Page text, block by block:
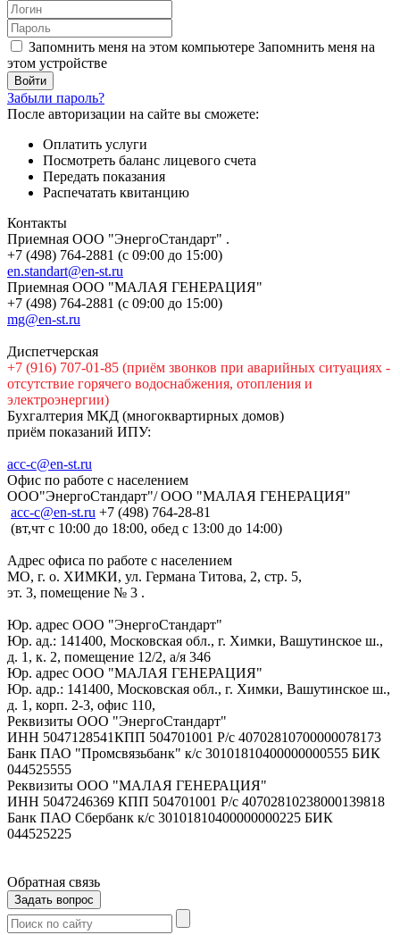
Запомнить меня на этом компьютере Запомнить меня на
этом устройстве
Забыли пароль?
После авторизации на сайте вы сможете:
Оплатить услуги
Посмотреть баланс лицевого счета
Передать показания
Распечатать квитанцию
Контакты
Приемная ООО "ЭнергоСтандарт" .
+7 (498) 764-2881 (с 09:00 до 15:00)
en.standart@en-st.ru
Приемная ООО "МАЛАЯ ГЕНЕРАЦИЯ"
+7 (498) 764-2881 (с 09:00 до 15:00)
mg@en-st.ru
Диспетчерская
+7 (916) 707-01-85 (приём звонков при аварийных ситуациях -
отсутствие горячего водоснабжения, отопления и
электроэнергии)
Бухгалтерия МКД (многоквартирных домов)
приём показаний ИПУ:
acc-c@en-st.ru
Офис по работе с населением
ООО"ЭнергоСтандарт"/ ООО "МАЛАЯ ГЕНЕРАЦИЯ"
асс-с@en-st.ru +7 (498) 764-28-81
(вт,чт с 10:00 до 18:00, обед с 13:00 до 14:00)
Адрес офиса по работе с населением
МО, г. о. ХИМКИ, ул. Германа Титова, 2, стр. 5,
эт. 3, помещение № 3 .
Юр. адрес ООО "ЭнергоСтандарт"
Юр. ад.: 141400, Московская обл., г. Химки, Вашутинское ш.,
д. 1, к. 2, помещение 12/2, а/я 346
Юр. адрес ООО "МАЛАЯ ГЕНЕРАЦИЯ"
Юр. адр.: 141400, Московская обл., г. Химки, Вашутинское ш.,
д. 1, корп. 2-3, офис 110,
Реквизиты ООО "ЭнергоСтандарт"
ИНН 5047128541КПП 504701001 Р/с 40702810700000078173
Банк ПАО "Промсвязьбанк" к/с 30101810400000000555 БИК
044525555
Реквизиты ООО "МАЛАЯ ГЕНЕРАЦИЯ"
ИНН 5047246369 КПП 504701001 Р/с 40702810238000139818
Банк ПАО Сбербанк к/с 30101810400000000225 БИК
044525225
Обратная связь
Задать вопрос